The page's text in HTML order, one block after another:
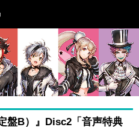
盤B）』Disc2「音声特典